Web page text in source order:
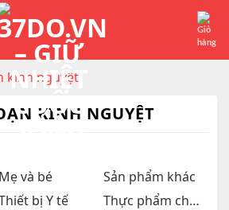
kinh nguyệt
KINH NGUYỆT
Mẹ và bé
Sản phẩm khác
bị Y tế
Thực phẩm chức năng